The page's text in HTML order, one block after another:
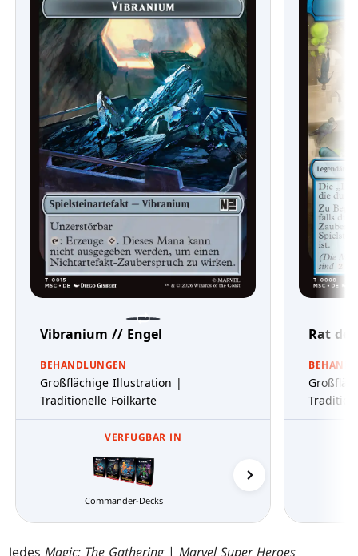
Vibranium // Engel
BEHANDLUNGEN
Großflächige Illustration |
Traditionelle Foilkarte
VERFUGBAR IN
Commander-Decks
Rat
Jedes Magic: The Gathering| Marvel Super Heroes